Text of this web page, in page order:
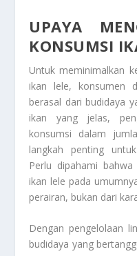
UPAYA
KONSUMSI
Untuk meminimalkan
ikan lele, konsumen
berasal dari budidaya
ikan yang jelas,
konsumsi dalam
langkah penting
Perlu dipahami
ikan lele pada
perairan, bukan dari
Dengan pengelolaan
budidaya yang